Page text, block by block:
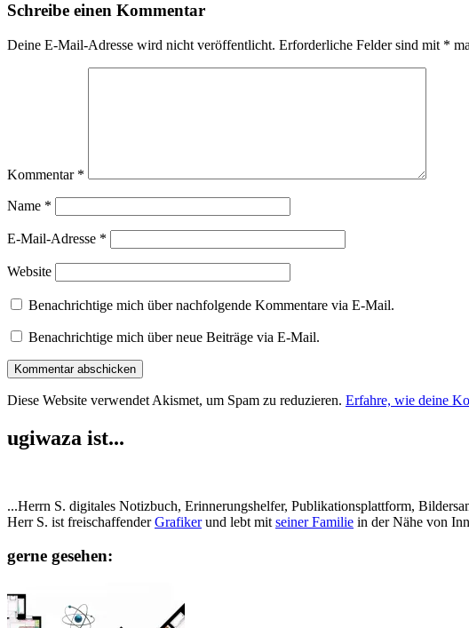
Schreibe einen Kommentar
Deine E-Mail-Adresse wird nicht veröffentlicht. Erforderliche Felder sind mit *
Kommentar *
Name *
E-Mail-Adresse *
Website
Benachrichtige mich über nachfolgende Kommentare via E-Mail.
Benachrichtige mich über neue Beiträge via E-Mail.
Diese Website verwendet Akismet, um Spam zu reduzieren. Erfahre, wie deine
ugiwaza ist...
...Herrn S. digitales Notizbuch, Erinnerungshelfer, Publikationsplattform,
Herr S. ist freischaffenderGrafikerund lebt mit seiner Familie in der Nähe von
gerne gesehen: